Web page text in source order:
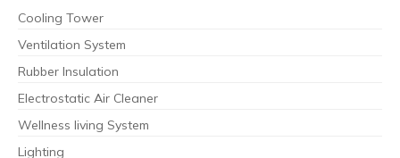
Cooling Tower
Ventilation System
Rubber Insulation
Electrostatic Air Cleaner
Wellness living System
Lighting